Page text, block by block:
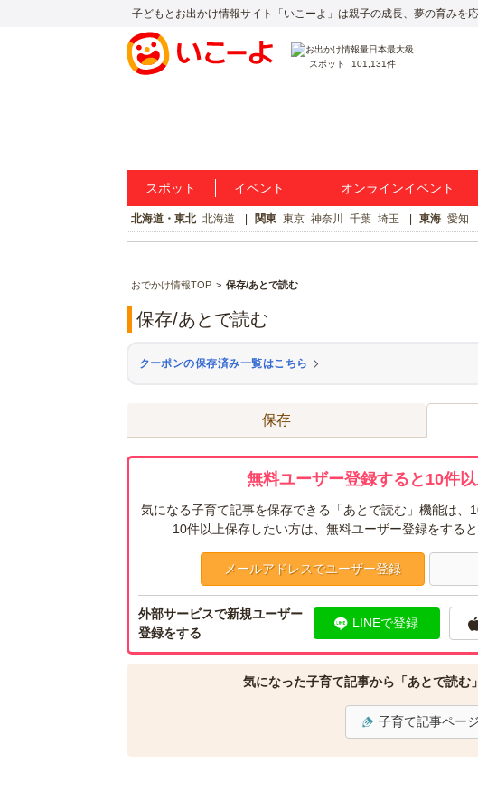
子どもとお出かけ情報サイト「いこーよ」は親子の成長、夢の育みを応
スポット 101,131件
スポット イベント オンラインイベント
北海道・東北 北海道 関東 東京 神奈川 千葉 埼玉 東海 愛知
おでかけ情報TOP 保存/あとで読む
保存/あとで読む
クーポンの保存済み一覧はこちら
保存
無料ユーザー登録すると10件
気になる子育て記事を保存できる「あとで読む」機能は、
10件以上保存したい方は、無料ユーザー登録をする
メールアドレスでユーザー登録
外部サービスで新規ユーザー
登録をする
LINEで登録
気になった子育て記事から「あとで読む
子育て記事ペー